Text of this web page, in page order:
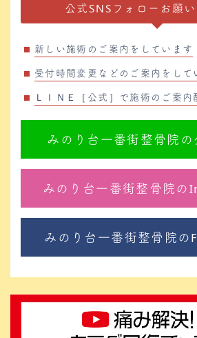
公式SNSフォローお願い
新しい施術のご案内をしています
受付時間変更などのご案内をして
ＬＩＮＥ［公式］で施術のご案内
みのり台一番街整骨院の
みのり台一番街整骨院の
みのり台一番街整骨院の